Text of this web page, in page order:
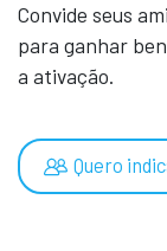
Convide seus
para ganhar
a ativação.
Quero